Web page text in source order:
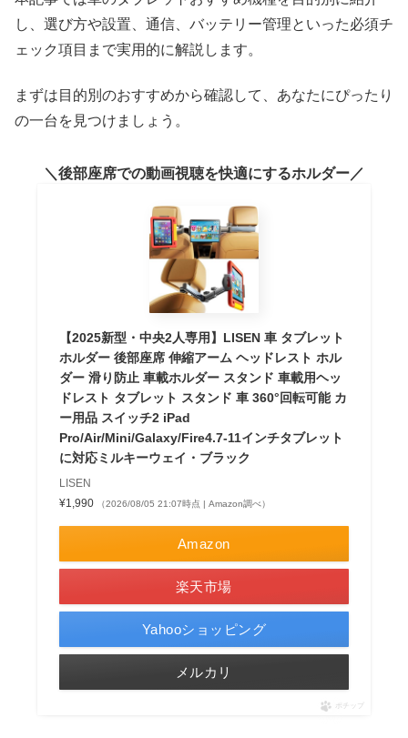
し、選び方や設置、通信、バッテリー管理といった必須チ
ェック項目まで実用的に解説します。
まずは目的別のおすすめから確認して、あなたにぴったり
の一台を見つけましょう。
後部座席での動画視聴を快適にするホルダー
【2025新型・中央2人専用】LISEN 車 タブレット
ホルダー 後部座席 伸縮アーム ヘッドレスト ホル
ダー 滑り防止 車載ホルダー スタンド 車載用ヘッ
ドレスト タブレット スタンド 車 360°回転可能 カ
ー用品 スイッチ2 iPad
Pro/Air/Mini/Galaxy/Fire4.7-11インチタブレット
に対応ミルキーウェイ・ブラック
LISEN
¥1,990
（2026/08/05 21:07時点 | Amazon調べ）
Amazon
楽天市場
Yahooショッピング
メルカリ
ポチップ